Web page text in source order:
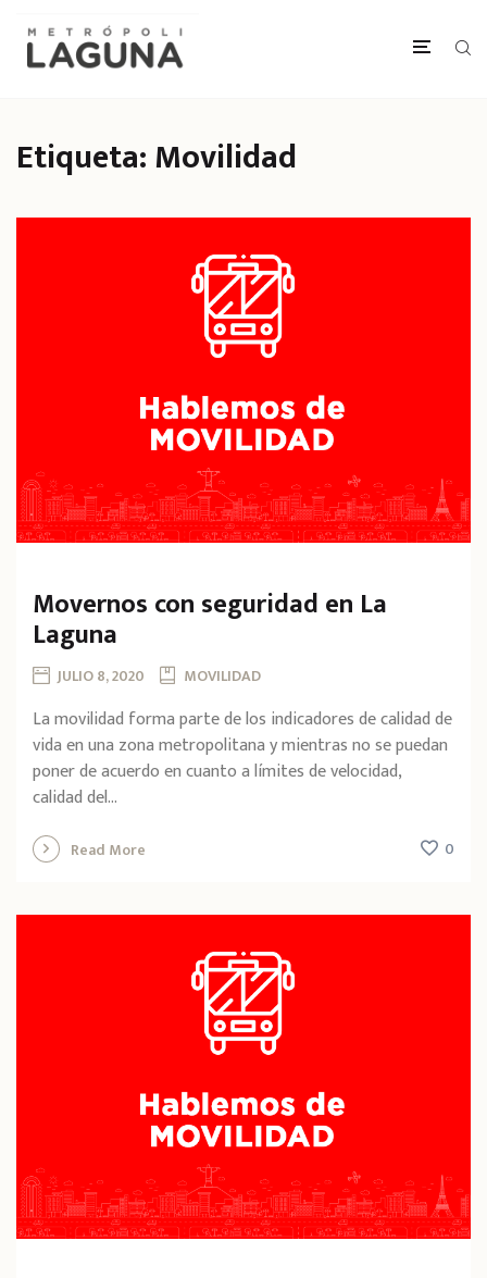
Etiqueta:Movilidad
Movernos con seguridad en La
Laguna
JULIO 8, 2020 MOVILIDAD
La movilidad forma parte de los indicadores de calidad de
vida en una zona metropolitana y mientras no se puedan
poner de acuerdo en cuanto a límites de velocidad,
calidad del...
Read More 0